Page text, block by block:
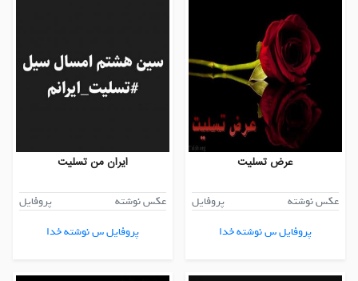
عرض تسلیت
عکس نوشته
پروفایل
پروفایل س نوشته خدا
ایران من تسلیت
عکس نوشته
پروفایل
پروفایل س نوشته خدا